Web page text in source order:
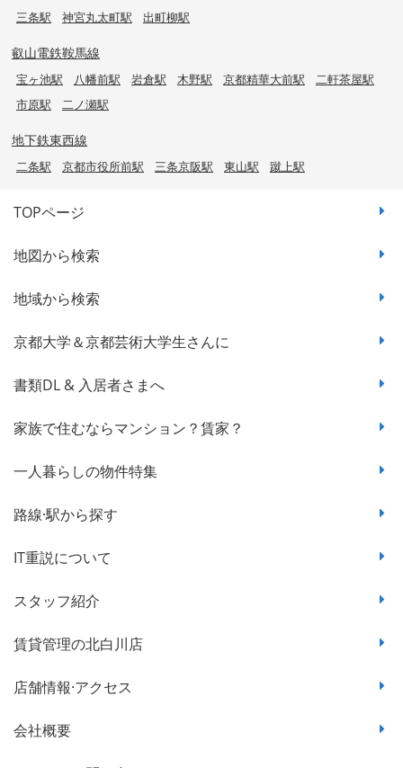
三条駅 神宮丸太町駅 出町柳駅
叡山電鉄鞍馬線
宝ヶ池駅 八幡前駅 岩倉駅 木野駅 京都精華大前駅
二軒茶屋駅
市原駅
二ノ瀬駅
地下鉄東西線
二条駅 京都市役所前駅 三条京阪駅 東山駅 蹴上駅
TOPページ
地図から検索
地域から検索
京都大学＆京都芸術大学生さんに
書類DL & 入居者さまへ
家族で住むならマンション？賃家？
一人暮らしの物件特集
路線·駅から探す
IT重説について
スタッフ紹介
賃貸管理の北白川店
店舗情報·アクセス
会社概要